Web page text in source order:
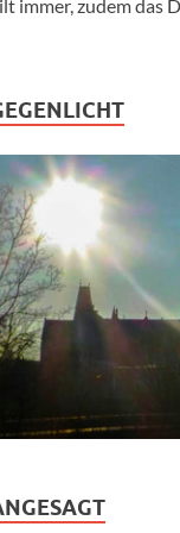
immer, zudem das